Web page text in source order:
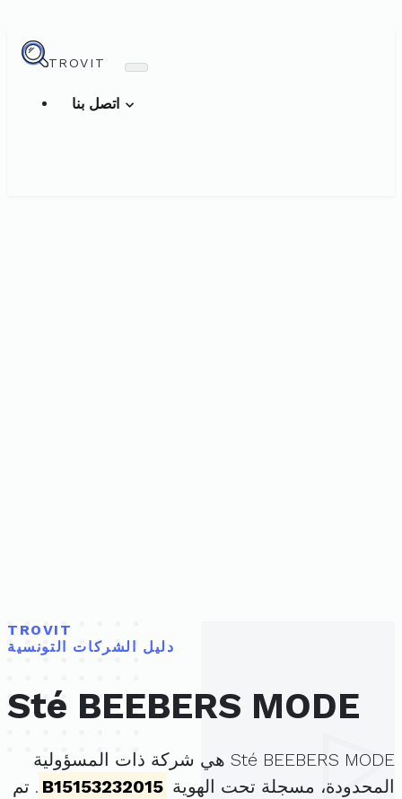
TROVIT
TROVIT
دليل الشركات التونسية
Sté BEEBERS MODE
Sté BEEBERS MODE هي شركة ذات المسؤولية
المحدودة، مسجلة تحت الهوية B15153232015 . تم